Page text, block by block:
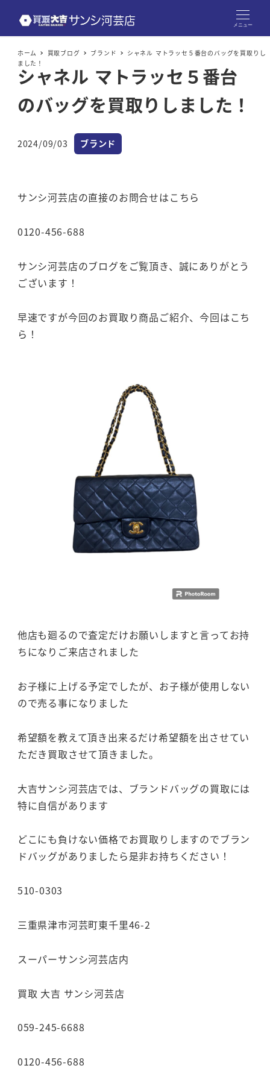
メニュー
ホーム 買取ブログ ブランド
シャネル マトラッセ５番台のバッグを買取りし
ました！
シャネル マトラッセ５番台
のバッグを買取りしました！
投稿日
2024/09/03 カテゴリー
ブランド
サンシ河芸店の直接のお問合せはこちら
0120-456-688
サンシ河芸店のブログをご覧頂き、誠にありがとう
ございます！
早速ですが今回のお買取り商品ご紹介、今回はこち
ら！
他店も廻るので査定だけお願いしますと言ってお持
ちになりご来店されました
お子様に上げる予定でしたが、お子様が使用しない
ので売る事になりました
希望額を教えて頂き出来るだけ希望額を出させてい
ただき買取させて頂きました。
大吉サンシ河芸店では、ブランドバッグの買取には
特に自信があります
どこにも負けない価格でお買取りしますのでブラン
ドバッグがありましたら是非お持ちください！
510-0303
三重県津市河芸町東千里46-2
スーパーサンシ河芸店内
買取 大吉 サンシ河芸店
059-245-6688
0120-456-688